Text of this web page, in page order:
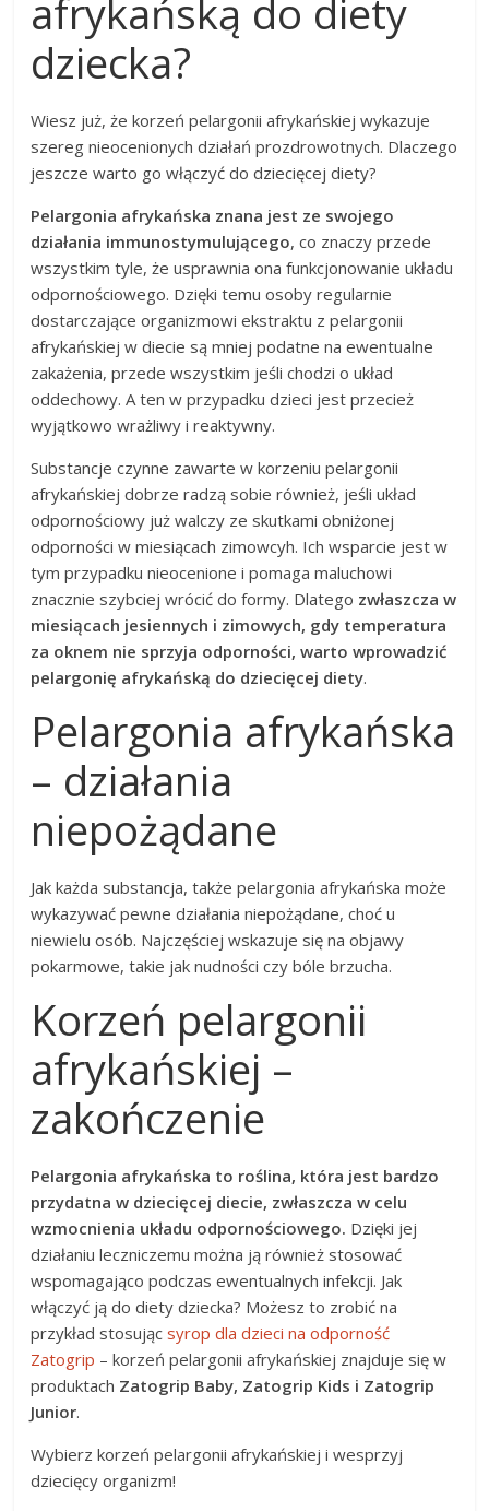
afrykańską do diety
dziecka?
Wiesz już, że korzeń pelargonii afrykańskiej wykazuje
szereg nieocenionych działań prozdrowotnych. Dlaczego
jeszcze warto go włączyć do dziecięcej diety?
Pelargonia afrykańska znana jest ze swojego
działania immunostymulującego, co znaczy przede
wszystkim tyle, że usprawnia ona funkcjonowanie układu
odpornościowego. Dzięki temu osoby regularnie
dostarczające organizmowi ekstraktu z pelargonii
afrykańskiej w diecie są mniej podatne na ewentualne
zakażenia, przede wszystkim jeśli chodzi o układ
oddechowy. A ten w przypadku dzieci jest przecież
wyjątkowo wrażliwy i reaktywny.
Substancje czynne zawarte w korzeniu pelargonii
afrykańskiej dobrze radzą sobie również, jeśli układ
odpornościowy już walczy ze skutkami obniżonej
odporności w miesiącach zimowcyh. Ich wsparcie jest w
tym przypadku nieocenione i pomaga maluchowi
znacznie szybciej wrócić do formy. Dlatego zwłaszcza w
miesiącach jesiennych i zimowych, gdy temperatura
za oknem nie sprzyja odporności, warto wprowadzić
pelargonię afrykańską do dziecięcej diety.
Pelargonia afrykańska
– działania
niepożądane
Jak każda substancja, także pelargonia afrykańska może
wykazywać pewne działania niepożądane, choć u
niewielu osób. Najczęściej wskazuje się na objawy
pokarmowe, takie jak nudności czy bóle brzucha.
Korzeń pelargonii
afrykańskiej –
zakończenie
Pelargonia afrykańska to roślina, która jest bardzo
przydatna w dziecięcej diecie, zwłaszcza w celu
wzmocnienia układu odpornościowego. Dzięki jej
działaniu leczniczemu można ją również stosować
wspomagająco podczas ewentualnych infekcji. Jak
włączyć ją do diety dziecka? Możesz to zrobić na
przykład stosującsyrop dla dzieci na odporność
Zatogrip – korzeń pelargonii afrykańskiej znajduje się w
produktach Zatogrip Baby, Zatogrip Kids i Zatogrip
Junior.
Wybierz korzeń pelargonii afrykańskiej i wesprzyj
dziecięcy organizm!